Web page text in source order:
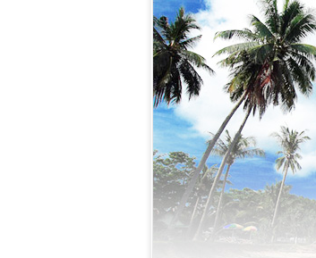
ที่เที่ยวภาคใต้